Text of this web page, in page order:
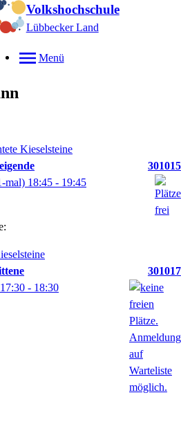
Volkshochschule
Lübbecker Land
Menü
301015
mal) 18:45 - 19:45
301017
17:30 - 18:30